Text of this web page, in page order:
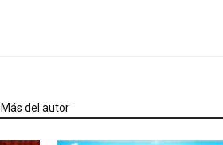
Más del autor